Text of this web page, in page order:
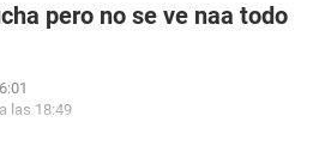
pero no se ve naa todo
las 18:49